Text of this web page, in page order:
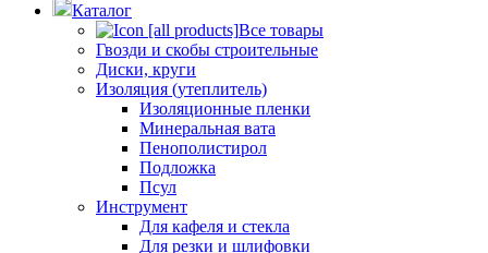
Каталог
Все товары
Гвозди и скобы строительные
Диски, круги
Изоляция (утеплитель)
Изоляционные пленки
Минеральная вата
Пенополистирол
Подложка
Псул
Инструмент
Для кафеля и стекла
Для резки и шлифовки